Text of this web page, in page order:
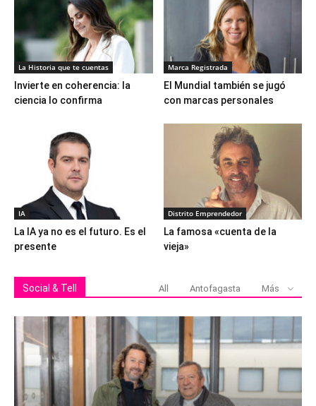
La Historia que te cuentas
Invierte en coherencia: la
ciencia lo confirma
Marca Registrada
El Mundial también se jugó
con marcas personales
IA
La IA ya no es el futuro. Es el
presente
Distrito Emprendedor
La famosa «cuenta de la
vieja»
Social & Tell All Antofagasta Más